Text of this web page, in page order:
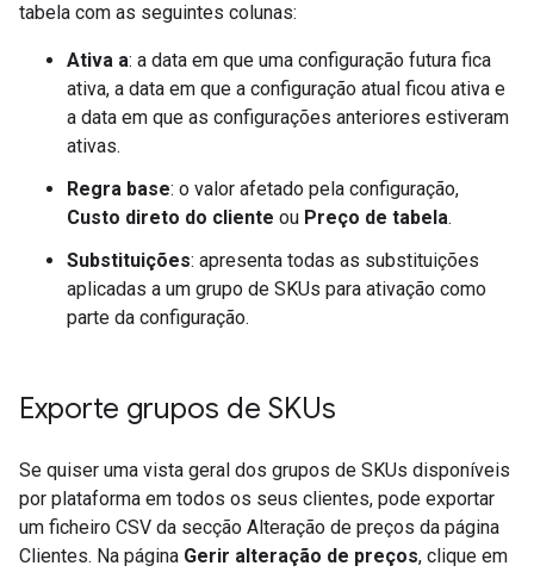
tabela com as seguintes colunas:
Ativa a: a data em que uma configuração futura fica
ativa, a data em que a configuração atual ficou ativa e
a data em que as configurações anteriores estiveram
ativas.
Regra base: o valor afetado pela configuração,
Custo direto do cliente ou Preço de tabela.
Substituições: apresenta todas as substituições
aplicadas a um grupo de SKUs para ativação como
parte da configuração.
Exporte grupos de SKUs
Se quiser uma vista geral dos grupos de SKUs disponíveis
por plataforma em todos os seus clientes, pode exportar
um ficheiro CSV da secção Alteração de preços da página
Clientes. Na página Gerir alteração de preços, clique em